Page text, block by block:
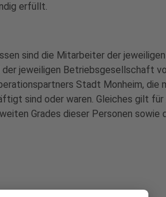
erfüllt.
sind die Mitarbeiter der jeweiligen
jeweiligen Betriebsgesellschaft
Stadt Monheim, die
sind oder waren. Gleiches gilt für
Grades dieser Personen sowie